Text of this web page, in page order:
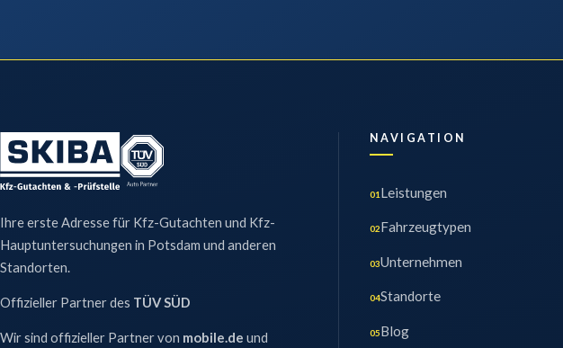
Ihre erste Adresse für Kfz-Gutachten und Kfz-
Hauptuntersuchungen in Potsdam und anderen
Standorten.
Offizieller Partner des TÜV SÜD
Wir sind offizieller Partner von mobile.de und
NAVIGATION
01 Leistungen
02Fahrzeugtypen
03Unternehmen
04Standorte
05Blog